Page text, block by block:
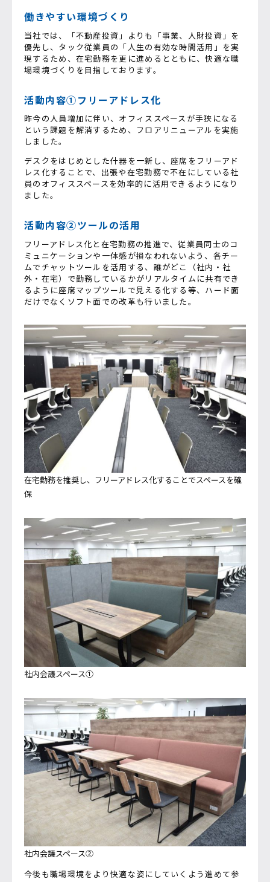
働きやすい環境づくり
当社では、「不動産投資」よりも「事業、人財投資」を
優先し、タック従業員の「人生の有効な時間活用」を実
現するため、在宅勤務を更に進めるとともに、快適な職
場環境づくりを目指しております。
活動内容①フリーアドレス化
昨今の人員増加に伴い、オフィススペースが手狭になる
という課題を解消するため、フロアリニューアルを実施
しました。
デスクをはじめとした什器を一新し、座席をフリーアド
レス化することで、出張や在宅勤務で不在にしている社
員のオフィススペースを効率的に活用できるようになり
ました。
活動内容②ツールの活用
フリーアドレス化と在宅勤務の推進で、従業員同士のコ
ミュニケーションや一体感が損なわれないよう、各チー
ムでチャットツールを活用する、誰がどこ（社内・社
外・在宅）で勤務しているかがリアルタイムに共有でき
るように座席マップツールで見える化する等、ハード面
だけでなくソフト面での改革も行いました。
在宅勤務を推奨し、フリーアドレス化することでスペースを確
保
社内会議スペース①
社内会議スペース②
今後も職場環境をより快適な姿にしていくよう進めて参